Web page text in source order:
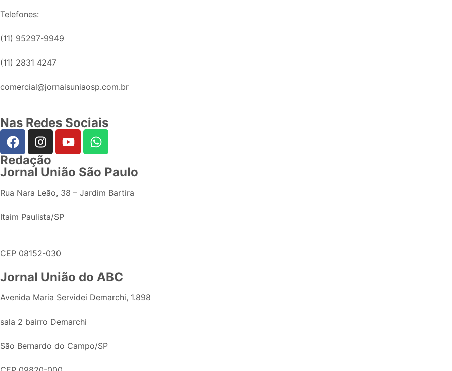
Telefones:
(11) 95297-9949
(11) 2831 4247
comercial@jornaisuniaosp.com.br
Nas Redes Sociais
Redação
Jornal União São Paulo
Rua Nara Leão, 38 – Jardim Bartira
Itaim Paulista/SP
CEP 08152-030
Jornal União do ABC
Avenida Maria Servidei Demarchi, 1.898
sala 2 bairro Demarchi
São Bernardo do Campo/SP